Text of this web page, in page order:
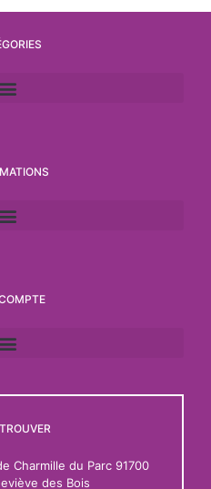
Charmille du Parc 91700
des Bois